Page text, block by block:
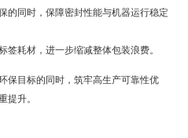
的同时，保障密封性能与机器运行稳定
签耗材，进一步缩减整体包装浪费。
保目标的同时，筑牢高生产可靠性优
提升。